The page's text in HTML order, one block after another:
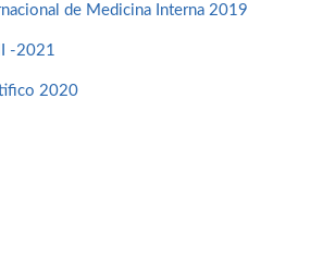
de Medicina Interna 2019
-2021
2020